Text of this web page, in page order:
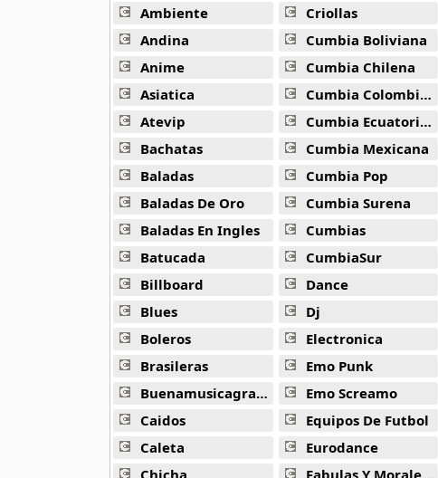
Akikan
15 músicas online
Alejandro Arnais
3 músicas online
Amaenaideyo
26 músicas online
Amagami Ss
50 músicas online
Amatsuki
20 músicas online
Angel Beats
39 músicas online
36 músicas online
Angel Sanctuary
Ambiente
Andina
Anime
Asiatica
Atevip
Bachatas
Baladas
Baladas De Oro
Baladas En Ingles
Batucada
Billboard
Blues
Boleros
Brasileras
Buenamusicagratis
Caidos
Caleta
Chicha
Criollas
Cumbia Boliviana
Cumbia Chilena
Cumbia Colombiana
Cumbia Ecuatoriana
Cumbia Mexicana
Cumbia Pop
Cumbia Surena
Cumbias
CumbiaSur
Dance
Dj
Electronica
Emo Punk
Emo Screamo
Equipos De Futbol
Eurodance
Fabulas Y Moralejas